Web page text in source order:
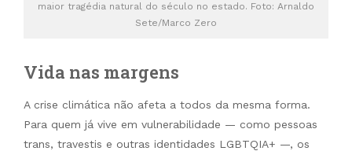
maior tragédia natural do século no estado. Foto: Arnaldo
Sete/Marco Zero
Vida nas margens
A crise climática não afeta a todos da mesma forma.
Para quem já vive em vulnerabilidade — como pessoas
trans, travestis e outras identidades LGBTQIA+ —, os